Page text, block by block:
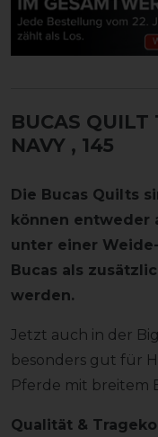
BUCAS QUILT
NAVY , 145
Die Bucas Quilts
können entweder
unter einer
Bucas als
werden.
Jetzt auch in der
besonders gut für
Pferde mit breitem
Qualität &